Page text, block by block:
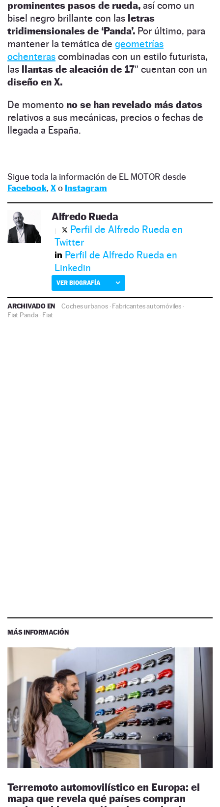
prominentes pasos de rueda, así como un
bisel negro brillante con las letras
tridimensionales de ‘Panda’. Por último, para
mantener la temática de geometrías
ochenteras combinadas con un estilo futurista,
las llantas de aleación de 17″ cuentan con un
diseño en X.
De momento no se han revelado más datos
relativos a sus mecánicas, precios o fechas de
llegada a España.
Sigue toda la información de EL MOTOR desde
Facebook, Xo Instagram
Alfredo Rueda
Perfil de Alfredo Rueda en
Twitter
Perfil de Alfredo Rueda en
Linkedin
VER BIOGRAFÍA
ARCHIVADO EN Coches urbanos·Fabricantes automóviles·
Fiat Panda· Fiat
MÁS INFORMACIÓN
Terremoto automovilístico en Europa: el
mapa que revela qué países compran